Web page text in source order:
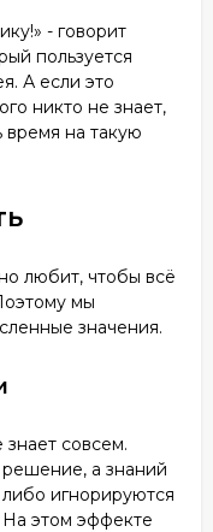
- говорит
пользуется
А если это
никто не знает,
время на такую
любит, чтобы всё
мы
значения.
совсем.
а знаний
игнорируются
этом эффекте